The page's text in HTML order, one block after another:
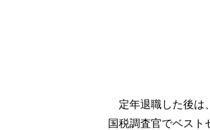
定年退職した後は
国税調査官でベスト